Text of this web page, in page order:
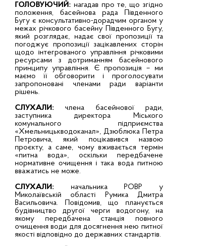
ГОЛОВУЮЧИЙ: нагадав про те, що згідно
положення, басейнова рада Південного
Бугу є консультативно-дорадчим органом у
межах річкового басейну Південного Бугу,
який розглядає, надає свої пропозиції та
погоджує пропозиції зацікавлених сторін
щодо інтегрованого управління річковими
ресурсами з дотриманням басейнового
принципу управління. Є пропозиція – ми
маємо її обговорити і проголосувати
запропоновані членами ради варіанти
рішень.
СЛУХАЛИ: члена басейнової ради,
заступника директора Міського
комунального підприємства
«Хмельницькводоканал», Дзюблюка Петра
Петровича, який поцікавився назвою
проєкту, а саме, чому вживається термін
«питна вода», оскільки передбачене
нормативне очищення і така вода питною
вважатись не може.
СЛУХАЛИ: начальника РОВР у
Миколаївській області Румика Дмитра
Васильовича. Повідомив, що планується
будівництво другої черги водогону, на
якому передбачена станція повного
очищення води для досягнення нею питної
якості відповідно до державних стандартів.